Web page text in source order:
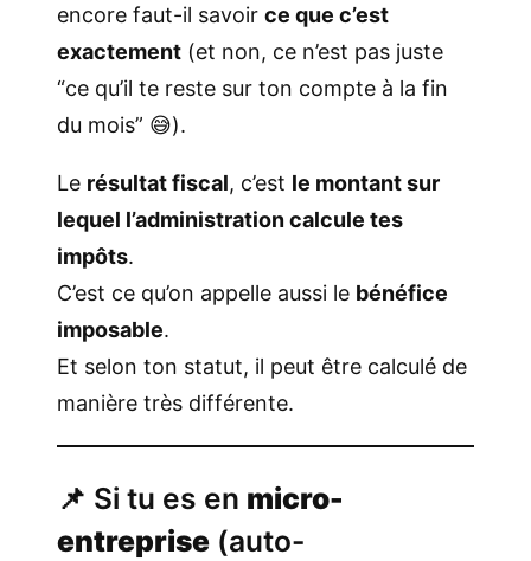
encore faut-il savoir ce que c’est
exactement (et non, ce n’est pas juste
“ce qu’il te reste sur ton compte à la fin
du mois” 😅).
Le résultat fiscal, c’est le montant sur
lequel l’administration calcule tes
impôts.
C’est ce qu’on appelle aussi le bénéfice
imposable.
Et selon ton statut, il peut être calculé de
manière très différente.
📌 Si tu es en micro-
entreprise (auto-